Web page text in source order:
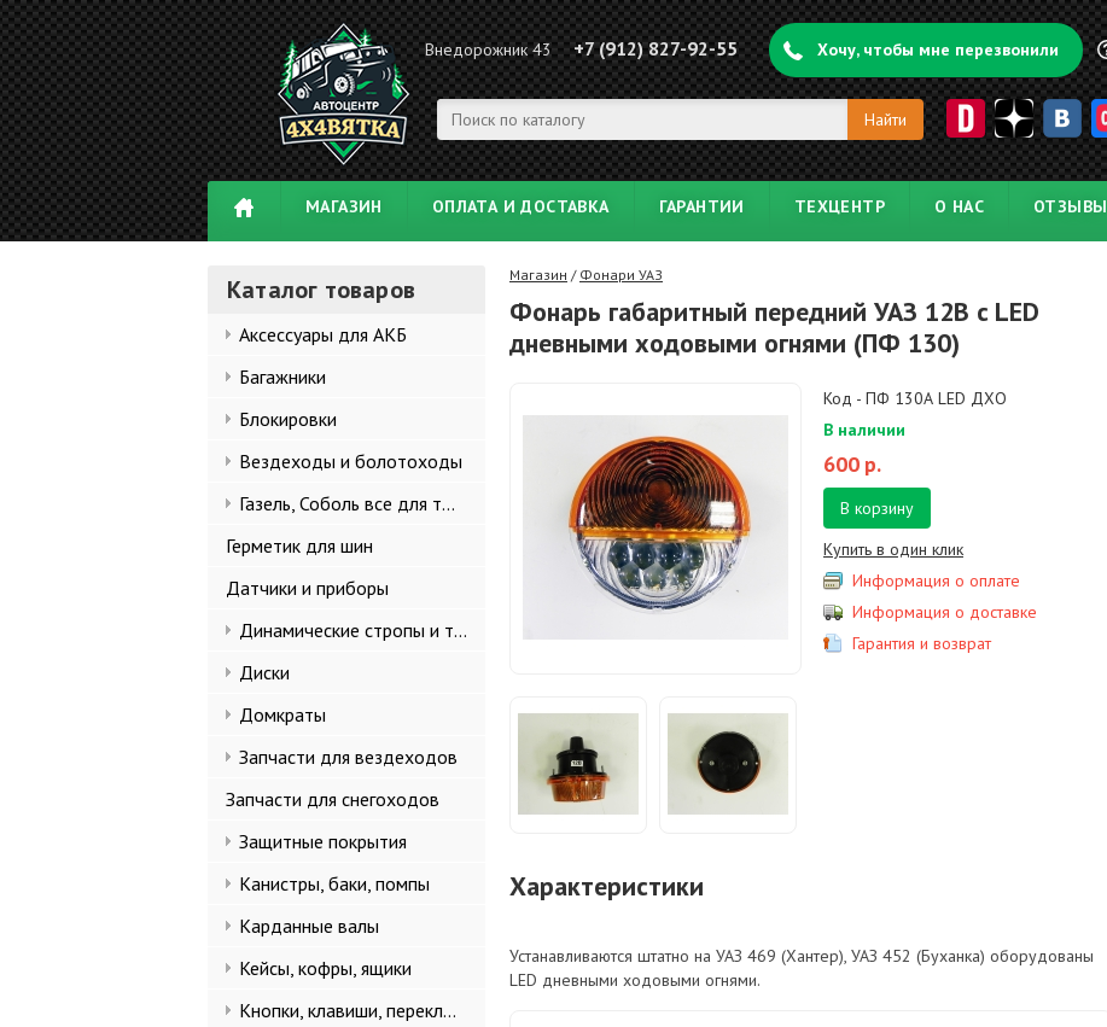
Внедорожник 43 +7 (912) 827-92-55 Хочу, чтобы мне перезвонили
МАГАЗИН ОПЛАТА И ДОСТАВКА ГАРАНТИИ ТЕХЦЕНТР О НАС ОТЗЫВЫ
Каталог товаров
Аксессуары для АКБ
Багажники
Блокировки
Вездеходы и болотоходы
Газель, Соболь все для тюнинга
Герметик для шин
Датчики и приборы
Динамические стропы и такелаж
Диски
Домкраты
Запчасти для вездеходов
Запчасти для снегоходов
Защитные покрытия
Канистры, баки, помпы
Карданные валы
Кейсы, кофры, ящики
Кнопки, клавиши, переключатели
Магазин / Фонари УАЗ
Фонарь габаритный передний УАЗ 12B c LED
дневными ходовыми огнями (ПФ 130)
Код - ПФ 130А LED ДХО
В наличии
600 р.
В корзину
Купить в один клик
Информация о оплате
Информация о доставке
Гарантия и возврат
Характеристики
Устанавливаются штатно на УАЗ 469 (Хантер), УАЗ 452 (Буханка) оборудованы
LED дневными ходовыми огнями.